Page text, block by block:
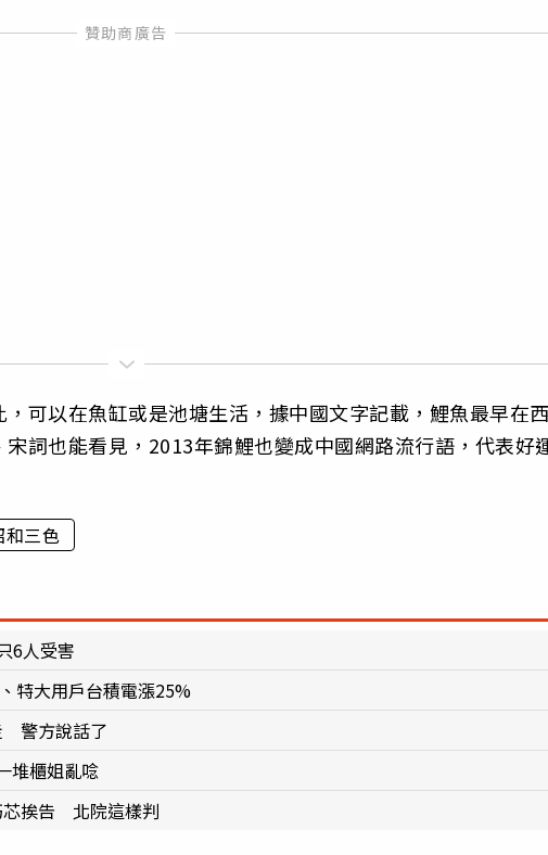
可以在魚缸或是池塘生活，據中國文字記載，鯉魚最早在
詞也能看見，2013年錦鯉也變成中國網路流行語，代表好
和三色
6人受害
特大用戶台積電漲25%
警方說話了
堆櫃姐亂唸
芯挨告 北院這樣判